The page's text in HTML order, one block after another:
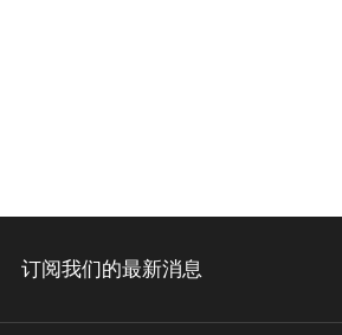
订阅我们的最新消息